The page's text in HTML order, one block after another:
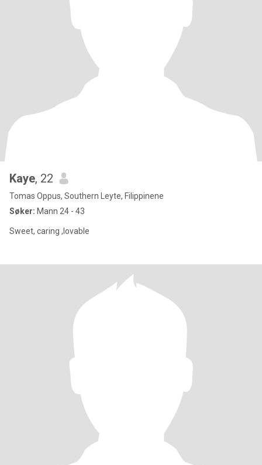
Kaye, 22
Tomas Oppus, Southern Leyte, Filippinene
Søker: Mann 24 - 43
Sweet, caring ,lovable